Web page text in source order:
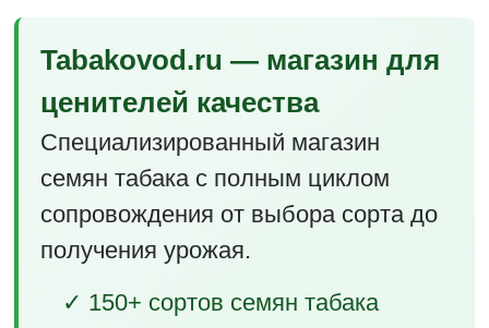
Tabakovod.ru — магазин для
ценителей качества
Специализированный магазин
семян табака с полным циклом
сопровождения от выбора сорта до
получения урожая.
✓ 150+ сортов семян табака